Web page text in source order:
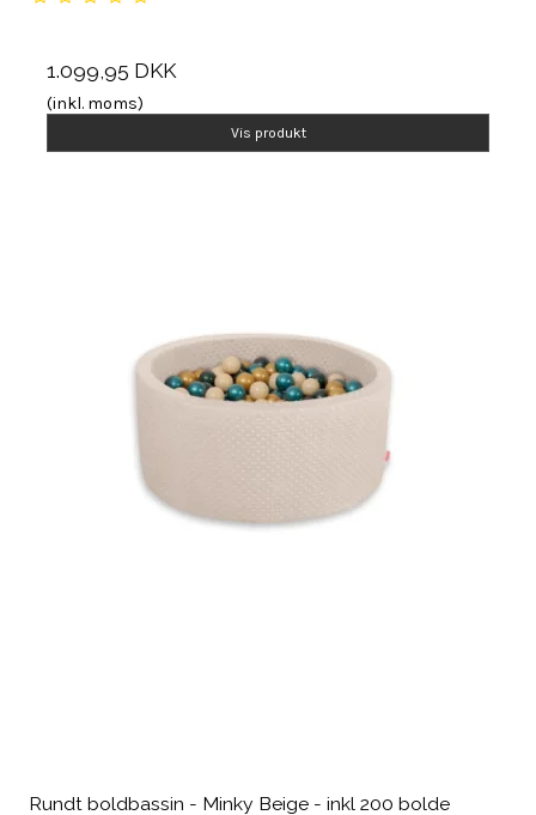
1.099,95 DKK
(inkl. moms)
Vis produkt
Rundt boldbassin - Minky Beige - inkl 200 bolde